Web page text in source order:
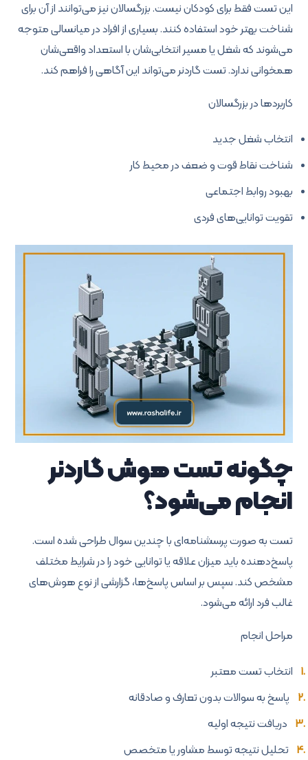
این تست فقط برای کودکان نیست. بزرگسالان نیز می‌توانند از آن برای
شناخت بهتر خود استفاده کنند. بسیاری از افراد در میانسالی متوجه
می‌شوند که شغل یا مسیر انتخابی‌شان با استعداد واقعی‌شان
همخوانی ندارد. تست گاردنر می‌تواند این آگاهی را فراهم کند.
کاربردها در بزرگسالان
انتخاب شغل جدید
شناخت نقاط قوت و ضعف در محیط کار
بهبود روابط اجتماعی
تقویت توانایی‌های فردی
چگونه تست هوش گاردنر
انجام می‌شود؟
تست به صورت پرسشنامه‌ای با چندین سوال طراحی شده است.
پاسخ‌دهنده باید میزان علاقه یا توانایی خود را در شرایط مختلف
مشخص کند. سپس بر اساس پاسخ‌ها، گزارشی از نوع هوش‌های
غالب فرد ارائه می‌شود.
مراحل انجام
انتخاب تست معتبر
پاسخ به سوالات بدون تعارف و صادقانه
دریافت نتیجه اولیه
تحلیل نتیجه توسط مشاور یا متخصص